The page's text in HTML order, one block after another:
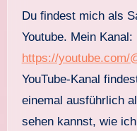
Du findest mich als
Youtube. Mein Kanal:
https://youtube.com/
YouTube-Kanal
einemal ausführlich
sehen kannst, wie